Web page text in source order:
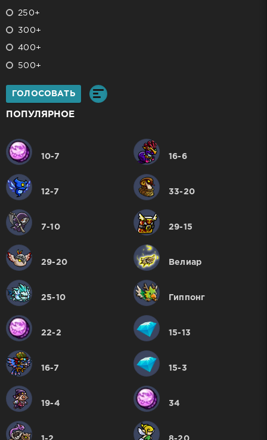
250+
300+
400+
500+
ГОЛОСОВАТЬ
ПОПУЛЯРНОЕ
10-7 16-6
12-7 33-20
7-10 29-15
29-20 Велиар
25-10 Гиппонг
22-2 15-13
16-7 15-3
19-4 34